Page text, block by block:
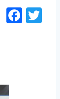
F
a